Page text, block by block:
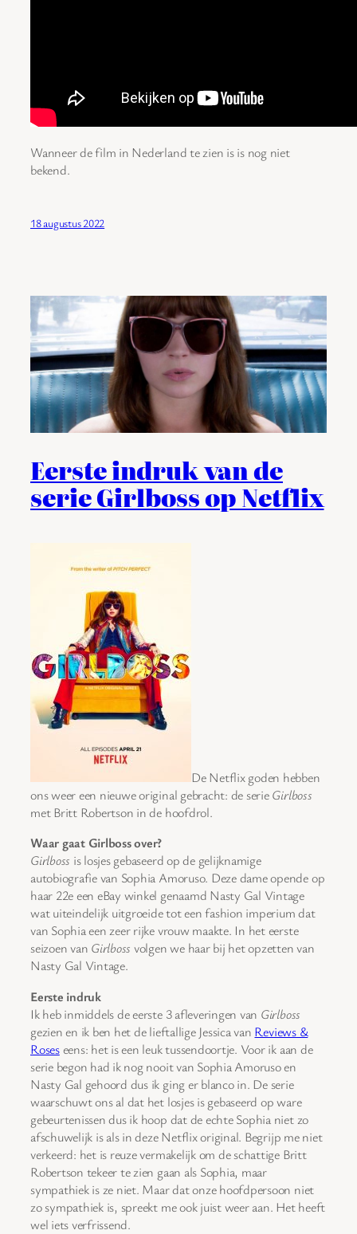
Wanneer de film in Nederland te zien is is nog niet
bekend.
18 augustus 2022
Eerste indruk van de
serie Girlboss op Netflix
De Netflix goden hebben
ons weer een nieuwe original gebracht: de serieGirlboss
met Britt Robertson in de hoofdrol.
Waar gaat Girlboss over?
Girlboss is losjes gebaseerd op de gelijknamige
autobiografie van Sophia Amoruso. Deze dame opende op
haar 22e een eBay winkel genaamd Nasty Gal Vintage
wat uiteindelijk uitgroeide tot een fashion imperium dat
van Sophia een zeer rijke vrouw maakte. In het eerste
seizoen van Girlboss volgen we haar bij het opzetten van
Nasty Gal Vintage.
Eerste indruk
Ik heb inmiddels de eerste 3 afleveringen van Girlboss
gezien en ik ben het de lieftallige Jessica van Reviews &
Roseseens: het is een leuk tussendoortje. Voor ik aan de
serie begon had ik nog nooit van Sophia Amoruso en
Nasty Gal gehoord dus ik ging er blanco in. De serie
waarschuwt ons al dat het losjes is gebaseerd op ware
gebeurtenissen dus ik hoop dat de echte Sophia niet zo
afschuwelijk is als in deze Netflix original. Begrijp me niet
verkeerd: het is reuze vermakelijk om de schattige Britt
Robertson tekeer te zien gaan als Sophia, maar
sympathiek is ze niet. Maar dat onze hoofdpersoon niet
zo sympathiek is, spreekt me ook juist weer aan. Het heeft
wel iets verfrissend.